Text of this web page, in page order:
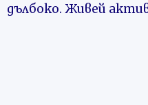
дълбоко. Живей